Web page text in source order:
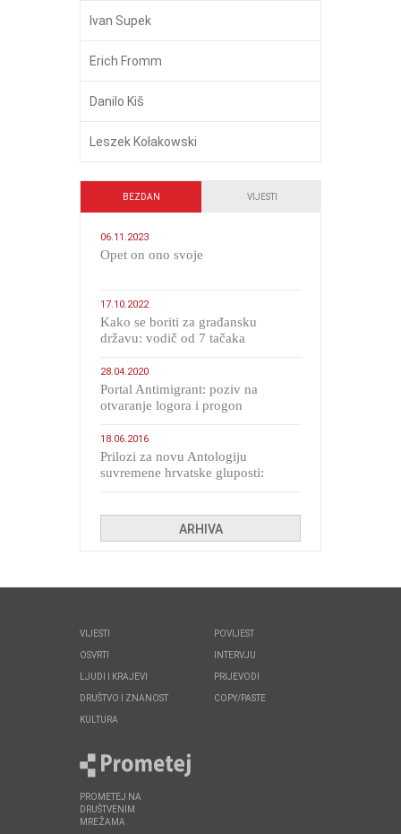
Ivan Supek
Erich Fromm
Danilo Kiš
Leszek Kołakowski
BEZDAN VIJESTI
06.11.2023
​Opet on ono svoje
17.10.2022
Kako se boriti za građansku
državu: vodič od 7 tačaka
28.04.2020
Portal Antimigrant: poziv na
otvaranje logora i progon
18.06.2016
Prilozi za novu Antologiju
suvremene hrvatske gluposti:
ARHIVA
VIJESTI
OSVRTI
LJUDI I KRAJEVI
DRUŠTVO I ZNANOST
KULTURA
POVIJEST
INTERVJU
PRIJEVODI
COPY/PASTE
PROMETEJ NA
DRUŠTVENIM
MREŽAMA